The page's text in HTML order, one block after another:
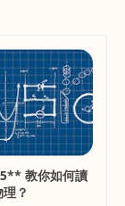
5** 教你如何讀
？